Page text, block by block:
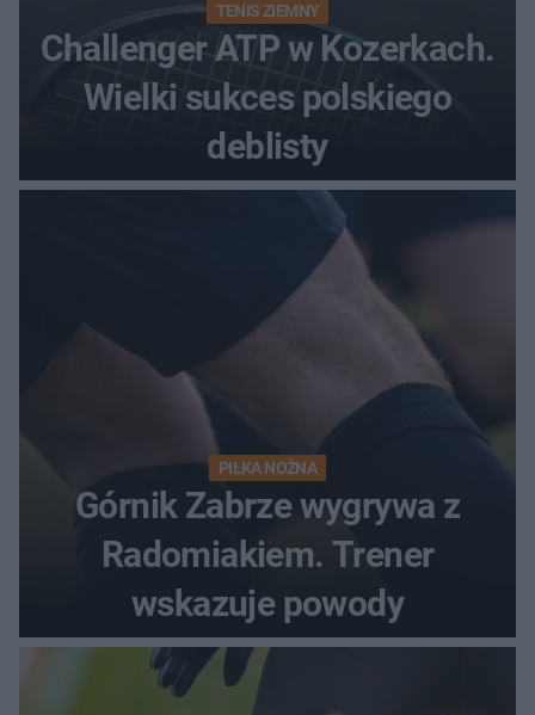
TENIS ZIEMNY
Challenger ATP w Kozerkach.
Wielki sukces polskiego
deblisty
PIŁKA NOŻNA
Górnik Zabrze wygrywa z
Radomiakiem. Trener
wskazuje powody